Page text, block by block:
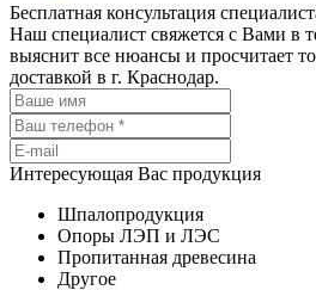
Бесплатная консультация
Наш специалист свяжется с Вами в
выяснит все нюансы и просчитает
доставкой в г. Краснодар.
Интересующая Вас продукция
Шпалопродукция
Опоры ЛЭП и ЛЭС
Пропитанная древесина
Другое